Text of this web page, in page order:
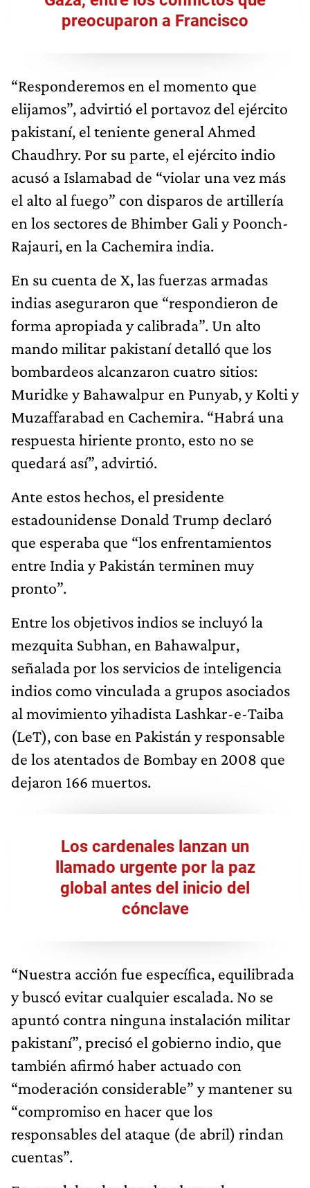
preocuparon a Francisco
“Responderemos en el momento que
elijamos”, advirtió el portavoz del ejército
pakistaní, el teniente general Ahmed
Chaudhry. Por su parte, el ejército indio
acusó a Islamabad de “violar una vez más
el alto al fuego” con disparos de artillería
en los sectores de Bhimber Gali y Poonch-
Rajauri, en la Cachemira india.
En su cuenta de X, las fuerzas armadas
indias aseguraron que “respondieron de
forma apropiada y calibrada”. Un alto
mando militar pakistaní detalló que los
bombardeos alcanzaron cuatro sitios:
Muridke y Bahawalpur en Punyab, y Kolti y
Muzaffarabad en Cachemira. “Habrá una
respuesta hiriente pronto, esto no se
quedará así”, advirtió.
Ante estos hechos, el presidente
estadounidense Donald Trump declaró
que esperaba que “los enfrentamientos
entre India y Pakistán terminen muy
pronto”.
Entre los objetivos indios se incluyó la
mezquita Subhan, en Bahawalpur,
señalada por los servicios de inteligencia
indios como vinculada a grupos asociados
al movimiento yihadista Lashkar-e-Taiba
(LeT), con base en Pakistán y responsable
de los atentados de Bombay en 2008 que
dejaron 166 muertos.
Los cardenales lanzan un
llamado urgente por la paz
global antes del inicio del
cónclave
“Nuestra acción fue específica, equilibrada
y buscó evitar cualquier escalada. No se
apuntó contra ninguna instalación militar
pakistaní”, precisó el gobierno indio, que
también afirmó haber actuado con
“moderación considerable” y mantener su
“compromiso en hacer que los
responsables del ataque (de abril) rindan
cuentas”.